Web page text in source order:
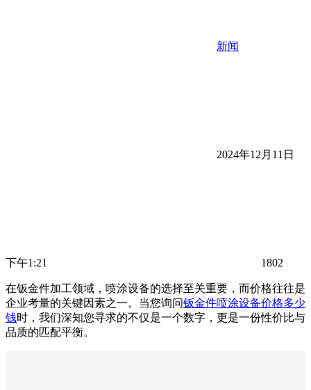
新闻
2024年12月11日
下午1:21 1802
在钣金件加工领域，喷涂设备的选择至关重要，而价格往往是
企业考量的关键因素之一。当您询问钣金件喷涂设备价格多少
钱时，我们深知您寻求的不仅是一个数字，更是一份性价比与
品质的匹配平衡。